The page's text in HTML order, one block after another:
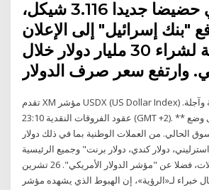
الإسرائيلي حضيضا جديدا 3.116 شيكل،
"بنك إسرائيل" إلى الإعلان
عن خطة لشراء 30 مليار دولار خلال
وارتفع سعر صرف الدولار
تقدم XM مؤشر USDX (US Dollar Index) كعقود فروقات نقدية وآجلة.
عقود الفروقات النقدية 23:10 (GMT +2). ** الحد الأدنى لمستوى وضع
الحالي. من العملات الوطنية بما في ذلك دولار
دولار كندي، دولار برنت" وجميع الرئيسية
أسعار صرف العملات، فضلا عن "مؤشر الدولار الأمريكي". 26 تشرين
(نوفمبر) 2020 قال خبراء لـ«الرؤية»، إن الهبوط الذي يشهده مؤشر